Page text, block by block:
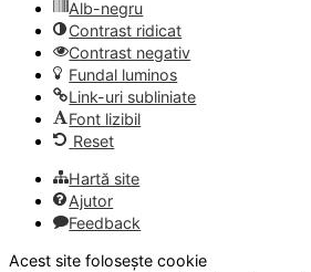
Alb-negru
Contrast ridicat
Contrast negativ
Fundal luminos
Link-uri subliniate
Font lizibil
Reset
Hartă site
Ajutor
Feedback
Acest site folosește cookie